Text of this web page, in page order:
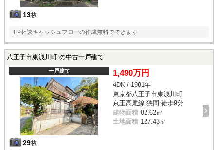
13枚
FP相談キャッシュフローの作成無料でできます
八王子市東浅川町 の中古一戸建て
一戸建て
29枚
1,490万円
4DK / 1981年
東京都八王子市東浅川町
京王高尾線 狭間 徒歩9分
建物面積 82.62㎡
土地面積 127.43㎡